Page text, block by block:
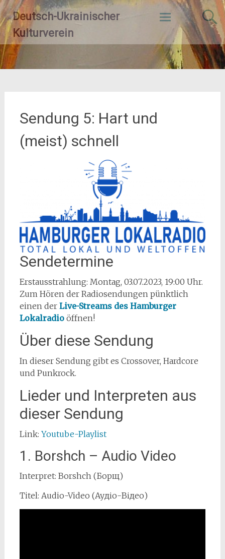
Zum
Inhalt
springen
Deutsch-Ukrainischer
Kulturverein
Sendung 5: Hart und
(meist) schnell
Sendetermine
Erstausstrahlung: Montag, 03.07.2023, 19:00 Uhr.
Zum Hören der Radiosendungen pünktlich
einen der Live-Streams des Hamburger
Lokalradioöffnen!
Über diese Sendung
In dieser Sendung gibt es Crossover, Hardcore
und Punkrock.
Lieder und Interpreten aus
dieser Sendung
Link: Youtube-Playlist
1. Borshch – Audio Video
Interpret: Borshch (Борщ)
Titel: Audio-Video (Аудіо-Відео)